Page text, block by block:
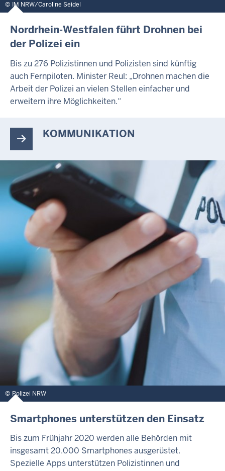
IM NRW/Caroline Seidel
Nordrhein-Westfalen führt Drohnen bei
der Polizei ein
Bis zu 276 Polizistinnen und Polizisten sind künftig
auch Fernpiloten. Minister Reul: „Drohnen machen die
Arbeit der Polizei an vielen Stellen einfacher und
erweitern ihre Möglichkeiten.“
KOMMUNIKATION
Polizei NRW
Smartphones unterstützen den Einsatz
Bis zum Frühjahr 2020 werden alle Behörden mit
insgesamt 20.000 Smartphones ausgerüstet.
Spezielle Apps unterstützen Polizistinnen und